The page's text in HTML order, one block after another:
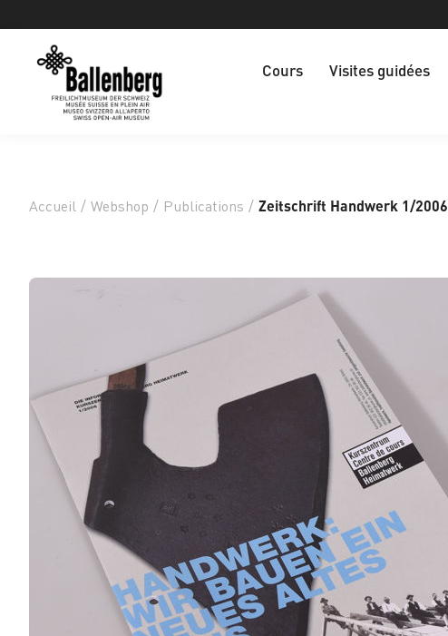
Cours Visites guidées
Accueil / Webshop / Publications / Zeitschrift Handwerk 1/2006